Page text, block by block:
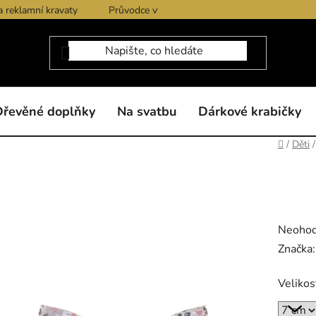
reklamní kravaty Průvodce výběrem produktů
doplňky Na svatbu Dárkové krabičky
Domů
/ Děti /
je
0,0
Značka: